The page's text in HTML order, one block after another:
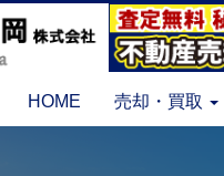
HOME 売却・買取